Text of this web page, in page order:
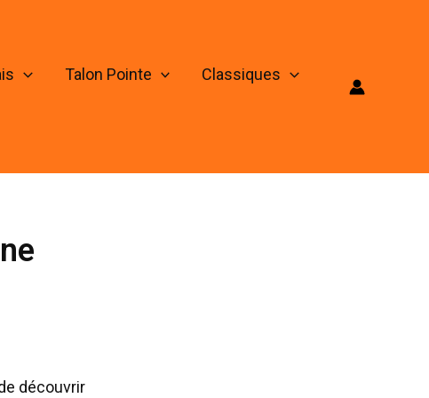
Talon Pointe
Classiques
découvrir